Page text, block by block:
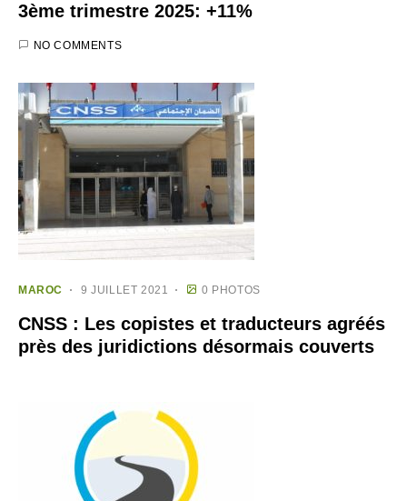
3ème trimestre 2025: +11%
NO COMMENTS
MAROC 9 JUILLET 2021 0 PHOTOS
CNSS : Les copistes et traducteurs agréés
près des juridictions désormais couverts